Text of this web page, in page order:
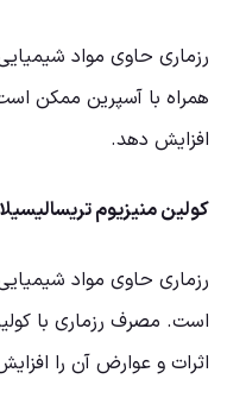
رزماری حاوی مواد
همراه با آسپرین ممکن
افزایش دهد.
کولین منیزیوم
رزماری حاوی مواد
است. مصرف رزماری با
اثرات و عوارض آن را